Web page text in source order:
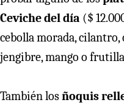
Ceviche del día ($
cebolla morada, cilantro,
jengibre, mango o
También losñoquis